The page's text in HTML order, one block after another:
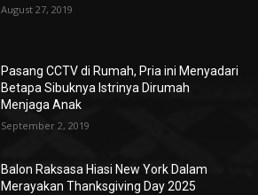
August 27, 2019
Pasang CCTV di Rumah, Pria ini Menyadari
Betapa Sibuknya Istrinya Dirumah
Menjaga Anak
September 2, 2019
Balon Raksasa Hiasi New York Dalam
Merayakan Thanksgiving Day 2025